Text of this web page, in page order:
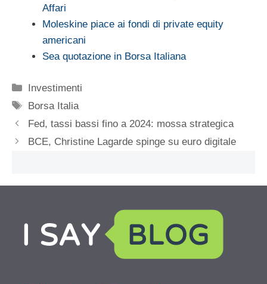
Affari
Moleskine piace ai fondi di private equity
americani
Sea quotazione in Borsa Italiana
Categorie
Investimenti
Tag
Borsa Italia
Fed, tassi bassi fino a 2024: mossa strategica
BCE, Christine Lagarde spinge su euro digitale